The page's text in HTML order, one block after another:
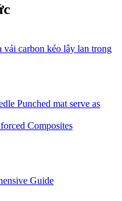
vải carbon kéo lây lan trong
Composites
Guide